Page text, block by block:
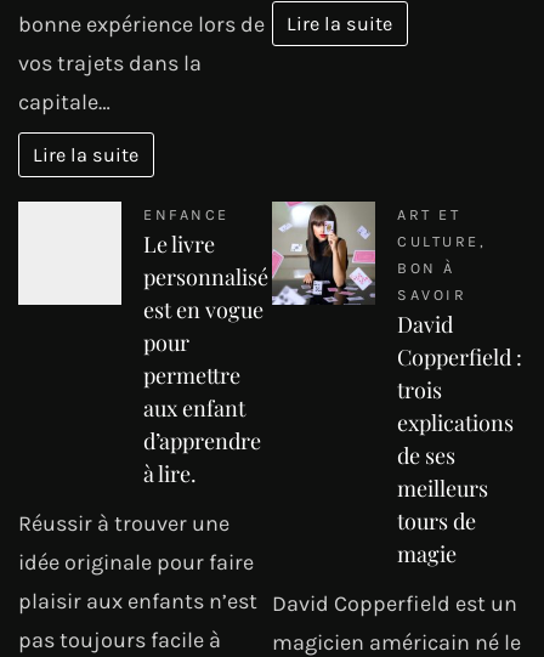
bonne expérience lors de
vos trajets dans la
capitale…
Lire la suite
Lire la suite
ENFANCE
Le livre
personnalisé
est en vogue
pour
permettre
aux enfant
d’apprendre
à lire.
Réussir à trouver une
idée originale pour faire
plaisir aux enfants n’est
pas toujours facile à
ART ET
CULTURE ,
BON À
SAVOIR
David
Copperfield :
trois
explications
de ses
meilleurs
tours de
magie
David Copperfield est un
magicien américain né le